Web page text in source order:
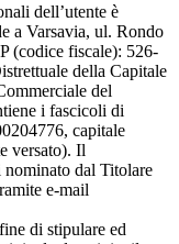
dell’utente è
a Varsavia, ul. Rondo
(codice fiscale): 526-
della Capitale
del
i fascicoli di
capitale
versato). Il
nominato dal Titolare
e-mail
di stipulare ed